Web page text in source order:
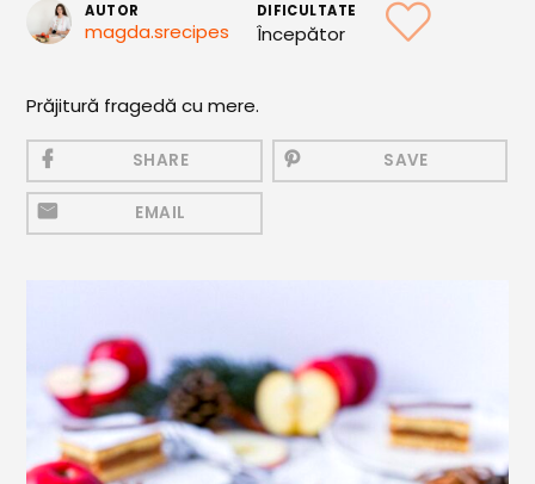
Toate Reţetele
Aperitive
Aperitive Calde
Aperitive Reci
Mezeluri
Băuturi calde
Băuturi reci
Cocktail-uri
AUTOR
magda.srecipes
DIFICULTATE
Începător
Prăjitură fragedă cu mere.
SHARE SAVE
EMAIL